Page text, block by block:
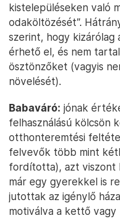
kistelepüléseken való
odaköltözését”.
szerint, hogy
érhető el, és nem
ösztönzőket (vagyis
növelését).
Babaváró: jónak
felhasználású kölcsön
otthonteremtési
felvevők több mint
fordította), azt viszont
már egy gyerekkel is
jutottak az igénylő
motiválva a kettő vagy